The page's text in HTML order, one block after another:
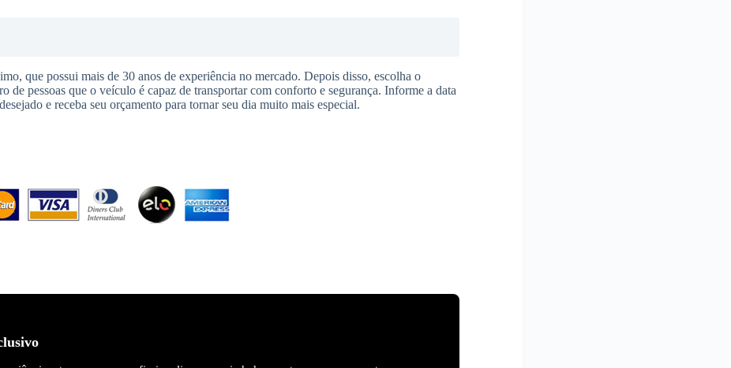
que possui mais de 30 anos de experiência no mercado. Depois disso, escolha o
de pessoas que o veículo é capaz de transportar com conforto e segurança. Informe a data
e receba seu orçamento para tornar seu dia muito mais especial.